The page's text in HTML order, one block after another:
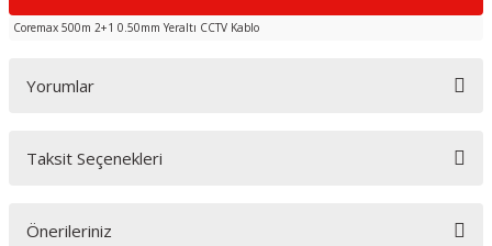
Coremax 500m 2+1 0.50mm Yeraltı CCTV Kablo
Yorumlar
Bu ürüne ilk yorumu siz yapın!
Taksit Seçenekleri
Önerileriniz